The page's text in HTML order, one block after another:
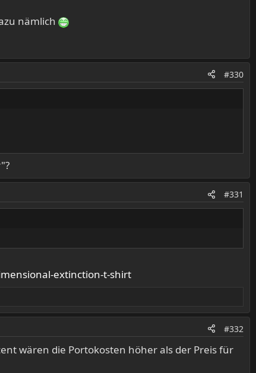
nämlich
#330
#331
extinction-t-shirt
#332
wären die Portokosten höher als der Preis für